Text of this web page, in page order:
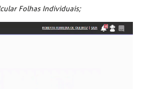
Folhas Individuais;